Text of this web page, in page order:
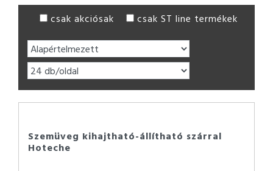
csak akciósak csak ST line termékek
Szemüveg kihajtható-állítható szárral
Hoteche